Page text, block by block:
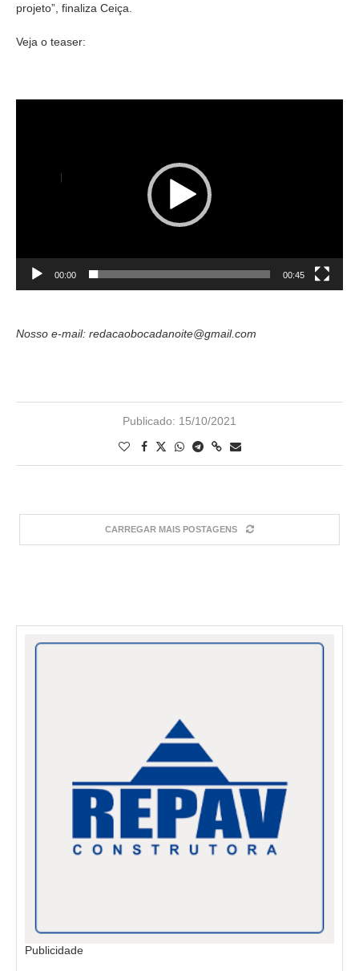
projeto”, finaliza Ceiça.
Veja o teaser:
00:00 00:45
Nosso e-mail: redacaobocadanoite@gmail.com
Publicado: 15/10/2021
CARREGAR MAIS POSTAGENS
Publicidade